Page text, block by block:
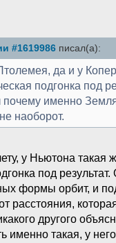
#1619986 писал(а):
да и у
подгонка под
именно
наоборот.
у Ньютона такая
под результат.
формы орбит, и
расстояния,
другого
именно такая, у него